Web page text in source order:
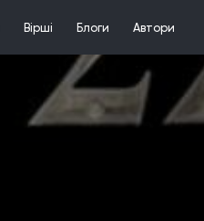
Вірші Блоги Автори